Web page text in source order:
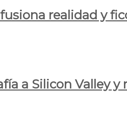
realidad y
a Silicon Valley y